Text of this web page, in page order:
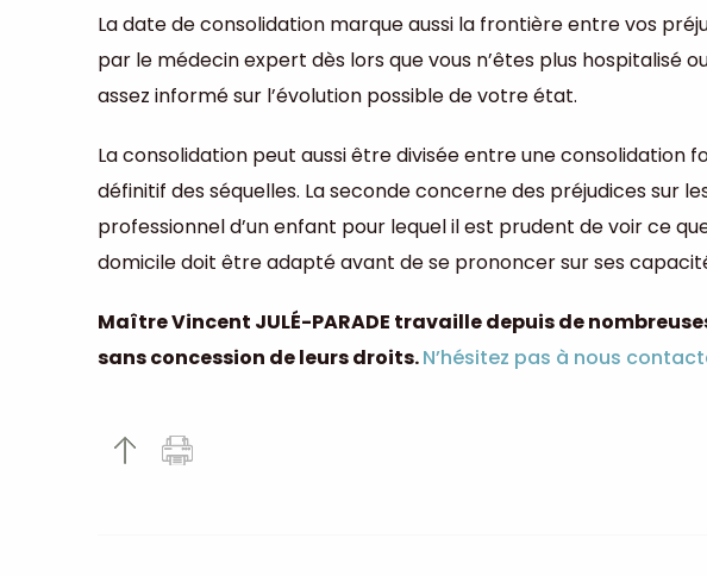
La date de consolidation marque aussi la frontière entre vos
par le médecin expert dès lors que vous n’êtes plus hospitalisé
assez informé sur l’évolution possible de votre état.
La consolidation peut aussi être divisée entre une
définitif des séquelles. La seconde concerne des préjudices sur
professionnel d’un enfant pour lequel il est prudent de voir ce
domicile doit être adapté avant de se prononcer sur ses
Maître Vincent JULÉ-PARADE travaille depuis de
sans concession de leurs droits.N’hésitez pas à nous